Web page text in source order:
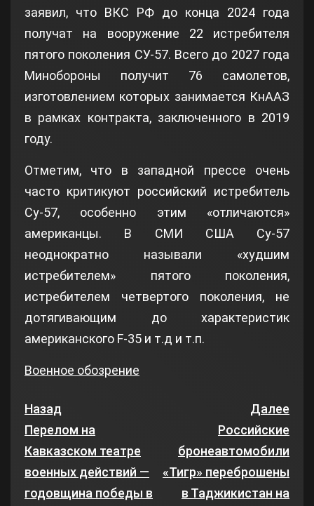
заявил, что ВКС РФ до конца 2024 года
получат на вооружение 22 истребителя
пятого поколения СУ-57. Всего до 2027 года
Минобороны получит 76 самолетов,
изготовлением которых занимается КнААЗ
в рамках контракта, заключенного в 2019
году.
Отметим, что в западной прессе очень
часто критикуют российский истребитель
Су-57, особенно этим «отличаются»
американцы. В СМИ США Су-57
неоднократно называли «худшим
истребителем» пятого поколения,
истребителем четвертого поколения, не
дотягивающим до характеристик
американского F-35 и т.д и т.п.
Военное обозрение
Назад
Перелом на
Кавказском театре
военных действий —
годовщина победы в
Далее
Российские
бронеавтомобили
«Тигр» переброшены
в Таджикистан на